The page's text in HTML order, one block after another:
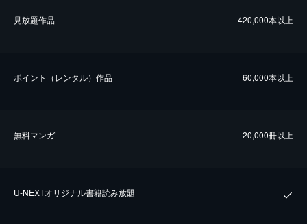
⾒放題作品 420,000本以上
ポイント（レンタル）作品 60,000本以上
無料マンガ 20,000冊以上
U-NEXTオリジナル書籍読み放題